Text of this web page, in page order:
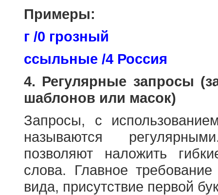
Примеры:
г /0 грозный
ссыльные /4 Россия
4. Регулярные запросы
шаблонов или масок)
Запросы, с
называются
позволяют наложить
слова. Главное
вида, присутствие первой